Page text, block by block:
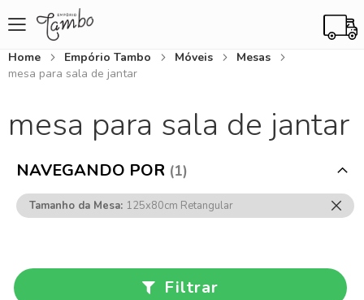
Home Empório Tambo Móveis
Mesas
mesa para sala de jantar
mesa para sala de jantar
Filtrar
NAVEGANDO POR
Tamanho da Mesa 125x80cm Retangular
Esse